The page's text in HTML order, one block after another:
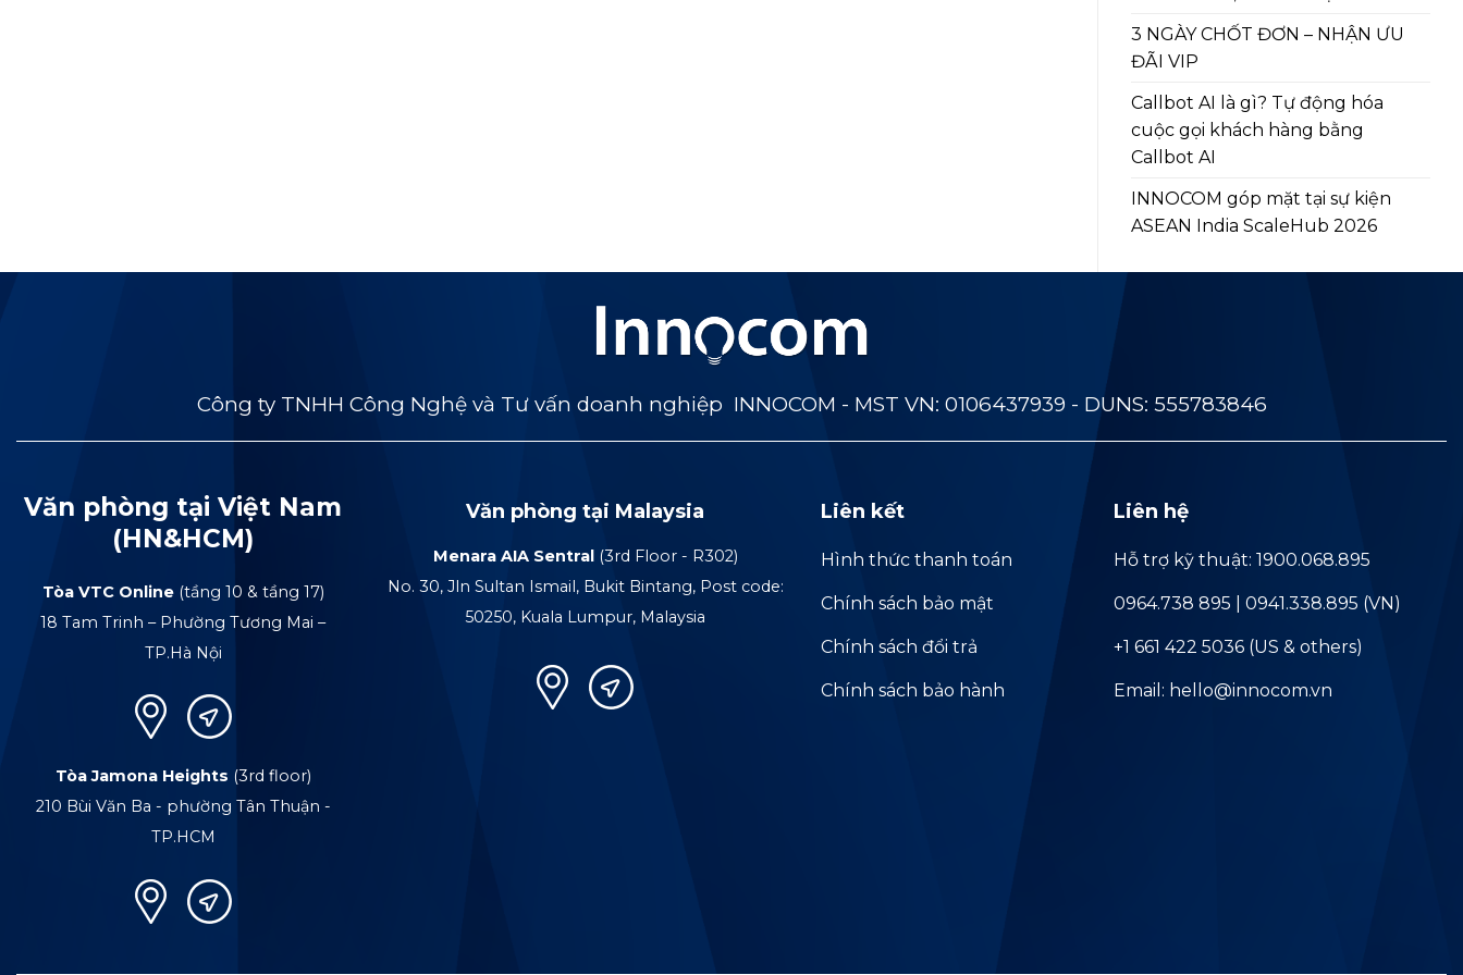
3 NGÀY CHỐT ĐƠN – NHẬN ƯU
ĐÃI VIP
Callbot AI là gì? Tự động hóa
cuộc gọi khách hàng bằng
Callbot AI
INNOCOM góp mặt tại sự kiện
ASEAN India ScaleHub 2026
Công ty TNHH Công Nghệ và Tư vấn doanh nghiệp INNOCOM - MST VN: 0106437939 - DUNS: 555783846
Văn phòng tại Việt Nam
(HN&HCM)
Tòa VTC Online(tầng 10 & tầng 17)
18 Tam Trinh – Phường Tương Mai –
TP.Hà Nội
Tòa Jamona Heights (3rd floor)
210 Bùi Văn Ba - phường Tân Thuận -
TP.HCM
Văn phòng tại Malaysia
Menara AIA Sentral (3rd Floor - R302)
No. 30, Jln Sultan Ismail, Bukit Bintang, Post code:
50250, Kuala Lumpur, Malaysia
Liên kết
Hình thức thanh toán
Chính sách bảo mật
Chính sách đổi trả
Chính sách bảo hành
Liên hệ
Hỗ trợ kỹ thuật: 1900.068.895
0964.738 895 | 0941.338.895 (VN)
+1 661 422 5036 (US & others)
Email: hello@innocom.vn